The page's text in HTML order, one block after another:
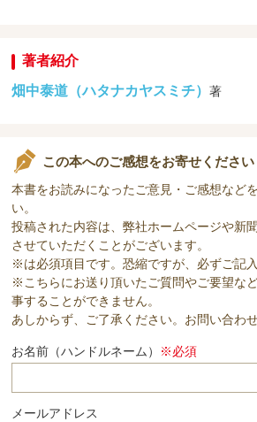
著者紹介
畑中泰道（ハタナカヤスミチ）著
この本へのご感想をお寄せください
本書をお読みになったご意見・ご感想など
い。
投稿された内容は、弊社ホームページや新
させていただくことがございます。
※は必須項目です。恐縮ですが、必ずご記
※こちらにお送り頂いたご質問やご要望な
事することができません。
あしからず、ご了承ください。お問い合わせ
お名前（ハンドルネーム） ※必須
メールアドレス